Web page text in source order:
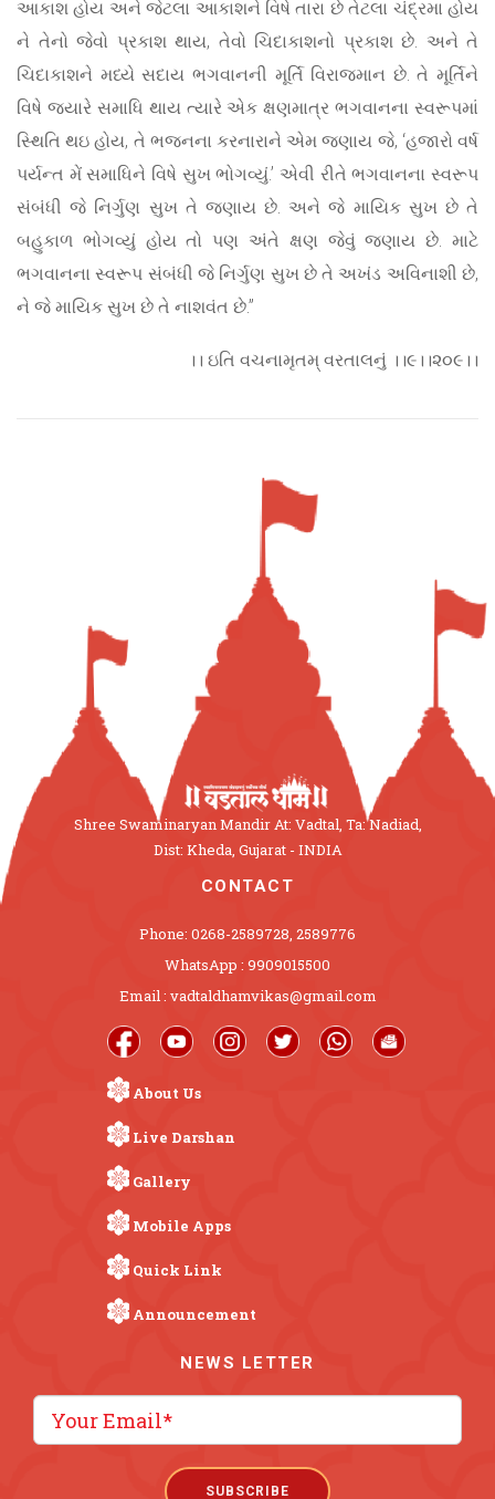
આકાશ હોય અને જેટલા આકાશને વિષે તારા છે તેટલા ચંદ્રમા હોય
ને તેનો જેવો પ્રકાશ થાય, તેવો ચિદાકાશનો પ્રકાશ છે. અને તે
ચિદાકાશને મધ્યે સદાય ભગવાનની મૂર્તિ વિરાજમાન છે. તે મૂર્તિને
વિષે જ્યારે સમાધિ થાય ત્યારે એક ક્ષણમાત્ર ભગવાનના સ્વરૂપમાં
સ્થિતિ થઇ હોય, તે ભજનના કરનારાને એમ જણાય જે, ‘હજારો વર્ષ
પર્યન્ત મેં સમાધિને વિષે સુખ ભોગવ્યું.’ એવી રીતે ભગવાનના સ્વરૂપ
સંબંધી જે નિર્ગુણ સુખ તે જણાય છે. અને જે માયિક સુખ છે તે
બહુકાળ ભોગવ્યું હોય તો પણ અંતે ક્ષણ જેવું જણાય છે. માટે
ભગવાનના સ્વરૂપ સંબંધી જે નિર્ગુણ સુખ છે તે અખંડ અવિનાશી છે,
ને જે માયિક સુખ છે તે નાશવંત છે.”
।। ઇતિ વચનામૃતમ્ વરતાલનું ।।૯।।૨૦૯।।
Shree Swaminaryan Mandir At: Vadtal, Ta: Nadiad,
Dist: Kheda, Gujarat - INDIA
CONTACT
Phone: 0268-2589728, 2589776
WhatsApp : 9909015500
Email : vadtaldhamvikas@gmail.com
About Us
Live Darshan
Gallery
Mobile Apps
Quick Link
Announcement
NEWS LETTER